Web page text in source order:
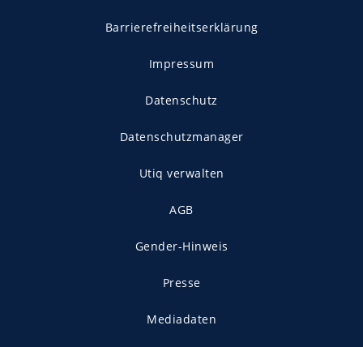
Barrierefreiheitserklärung
Impressum
Datenschutz
Datenschutzmanager
Utiq verwalten
AGB
Gender-Hinweis
Presse
Mediadaten